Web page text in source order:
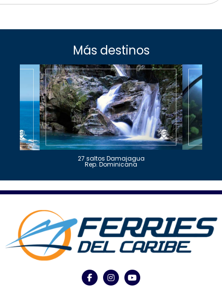
Más destinos
27 saltos Damajagua
Rep. Dominicana